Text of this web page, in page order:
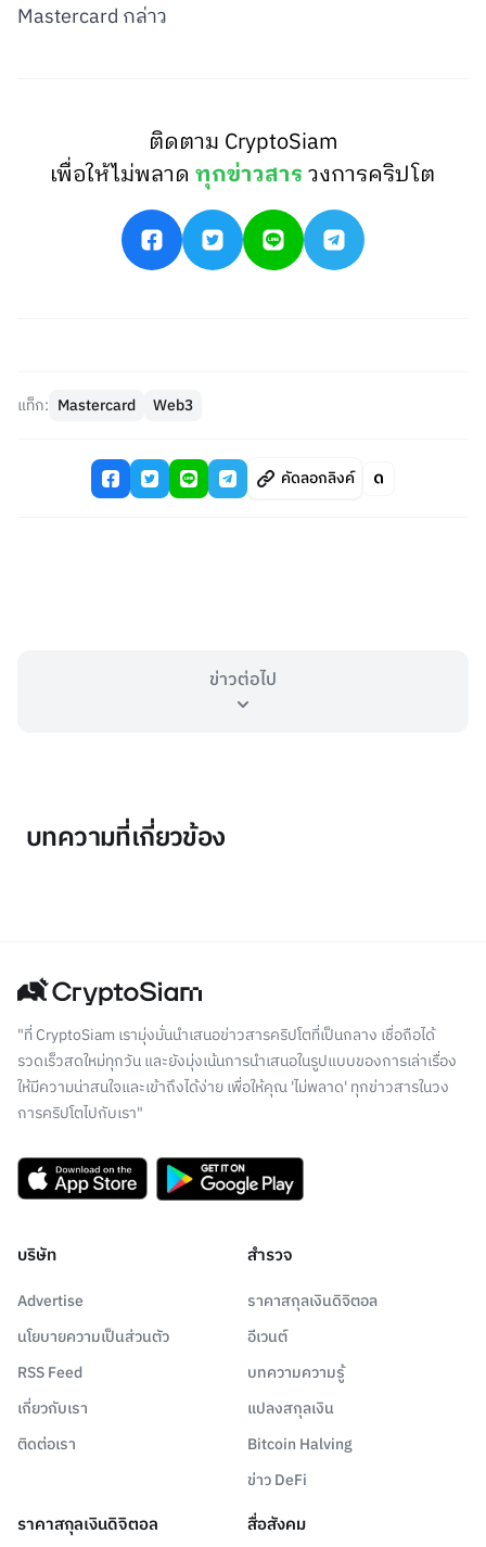
Mastercard กล่าว
ติดตาม CryptoSiam
เพื่อให้ไม่พลาดทุกข่าวสารวงการคริปโต
แท็ก: Mastercard Web3
คัดลอกลิงค์
ข่าวต่อไป
บทความที่เกี่ยวข้อง
"ที่ CryptoSiam เรามุ่งมั่นนำเสนอข่าวสารคริปโตที่เป็นกลาง เชื่อถือได้
รวดเร็วสดใหม่ทุกวัน และยังมุ่งเน้นการนำเสนอในรูปแบบของการเล่าเรื่อง
ให้มีความน่าสนใจและเข้าถึงได้ง่าย เพื่อให้คุณ 'ไม่พลาด' ทุกข่าวสารในวง
การคริปโตไปกับเรา"
บริษัท
Advertise
นโยบายความเป็นส่วนตัว
RSS Feed
เกี่ยวกับเรา
ติดต่อเรา
สำรวจ
ราคาสกุลเงินดิจิตอล
อีเวนต์
บทความความรู้
แปลงสกุลเงิน
Bitcoin Halving
ข่าว DeFi
ราคาสกุลเงินดิจิตอล สื่อสังคม